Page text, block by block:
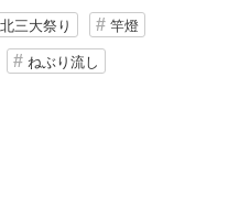
三大祭り 竿燈
ねぶり流し